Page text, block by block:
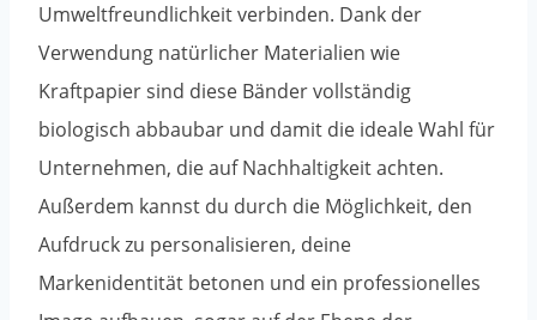
Umweltfreundlichkeit verbinden. Dank der
Verwendung natürlicher Materialien wie
Kraftpapier sind diese Bänder vollständig
biologisch abbaubar und damit die ideale Wahl für
Unternehmen, die auf Nachhaltigkeit achten.
Außerdem kannst du durch die Möglichkeit, den
Aufdruck zu personalisieren, deine
Markenidentität betonen und ein professionelles